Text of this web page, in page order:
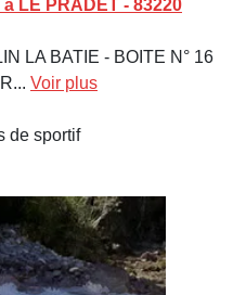
LE PRADET - 83220
LA BATIE - BOITE N° 16
Voir plus
de sportif